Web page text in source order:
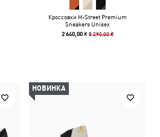
Кроссовки H-Street Premium
Sneakers Unisex
2 640,00 ₴5 290,00 ₴
НОВИНКА